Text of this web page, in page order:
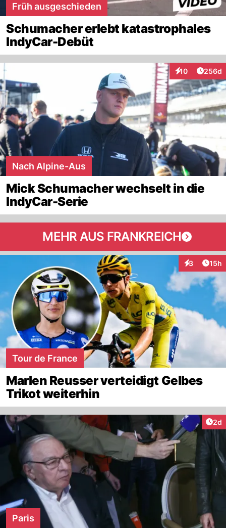
Früh ausgeschieden
Schumacher erlebt katastrophales
IndyCar-Debüt
10
Interaktionen
256d
Nach Alpine-Aus
Mick Schumacher wechselt in die
IndyCar-Serie
MEHR AUS FRANKREICH
3
Interaktionen
15h
Tour de France
Marlen Reusser verteidigt Gelbes
Trikot weiterhin
2d
Paris